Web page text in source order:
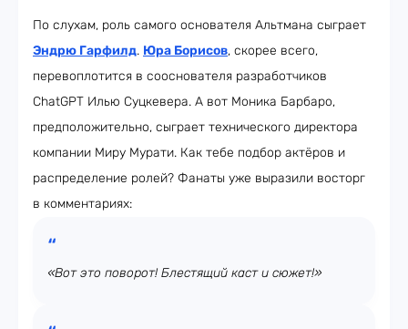
По слухам, роль самого основателя Альтмана сыграет
Эндрю Гарфилд. Юра Борисов, скорее всего,
перевоплотится в сооснователя разработчиков
ChatGPT Илью Суцкевера. А вот Моника Барбаро,
предположительно, сыграет технического директора
компании Миру Мурати. Как тебе подбор актёров и
распределение ролей? Фанаты уже выразили восторг
в комментариях:
«Вот это поворот! Блестящий каст и сюжет!»